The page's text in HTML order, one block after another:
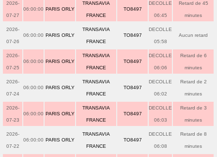
2026-
07-27
06:00:00 PARIS ORLY
TRANSAVIA
FRANCE
TO8497
DECOLLE
06:45
Retard de 45
minutes
2026-
07-26
06:00:00 PARIS ORLY
TRANSAVIA
FRANCE
TO8497
DECOLLE
05:58
Aucun retard
2026-
07-25
06:00:00 PARIS ORLY
TRANSAVIA
FRANCE
TO8497
DECOLLE
06:06
Retard de 6
minutes
2026-
07-24
06:00:00 PARIS ORLY
TRANSAVIA
FRANCE
TO8497
DECOLLE
06:02
Retard de 2
minutes
2026-
07-23
06:00:00 PARIS ORLY
TRANSAVIA
FRANCE
TO8497
DECOLLE
06:03
Retard de 3
minutes
2026-
07-22
06:00:00 PARIS ORLY
TRANSAVIA
FRANCE
TO8497
DECOLLE
06:08
Retard de 8
minutes